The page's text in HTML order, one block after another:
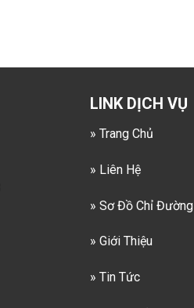
LINK DỊCH VỤ
» Trang Chủ
» Liên Hệ
» Sơ Đồ Chỉ Đường
» Giới Thiệu
» Tin Tức